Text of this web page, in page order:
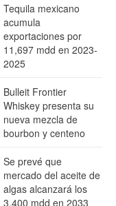
Tequila mexicano
acumula
exportaciones por
11,697 mdd en 2023-
2025
Bulleit Frontier
Whiskey presenta su
nueva mezcla de
bourbon y centeno
Se prevé que
mercado del aceite de
algas alcanzará los
3,400 mdd en 2033